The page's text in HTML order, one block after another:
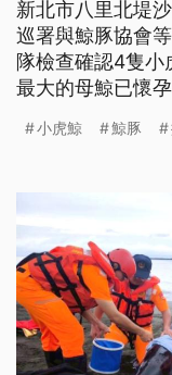
新北市八里北堤
巡署與鯨豚協會
隊檢查確認4隻小
最大的母鯨已懷
放。
小虎鯨 鯨豚